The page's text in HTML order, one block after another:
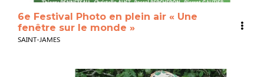
6e Festival Photo en plein air « Une
fenêtre sur le monde »
SAINT-JAMES